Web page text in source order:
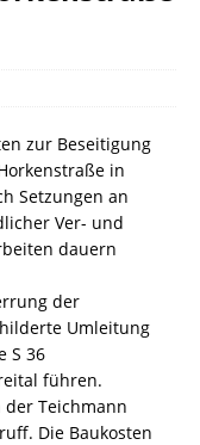
zur Beseitigung
in
Setzungen an
Ver- und
dauern
der
Umleitung
S 36
führen.
Teichmann
Die Baukosten